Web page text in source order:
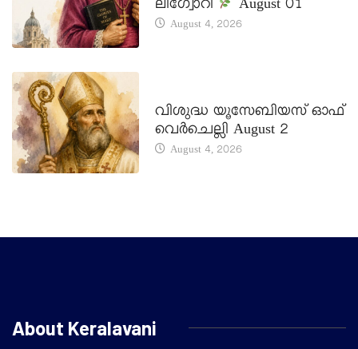
ലിഗ്വോറി
August 01
August 4, 2026
വിശുദ്ധ യൂസേബിയസ് ഓഫ്
വെർചെല്ലി August 2
August 4, 2026
About Keralavani